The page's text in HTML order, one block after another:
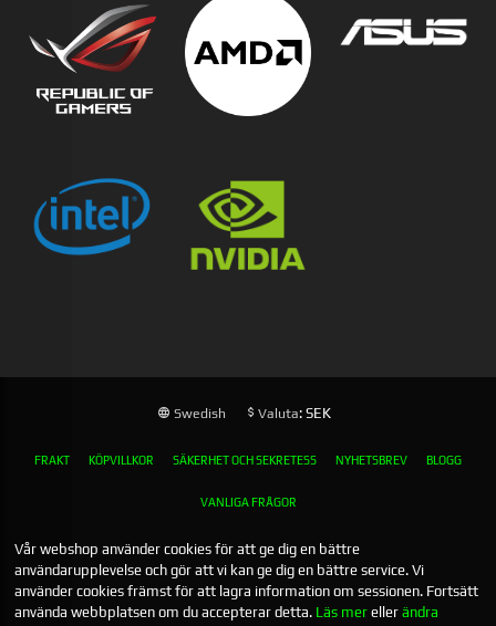
Swedish Valuta: SEK
FRAKT KÖPVILLKOR SÄKERHET OCH SEKRETESS NYHETSBREV BLOGG
VANLIGA FRÅGOR
Vår webshop använder cookies för att ge dig en bättre
användarupplevelse och gör att vi kan ge dig en bättre service. Vi
använder cookies främst för att lagra information om sessionen. Fortsätt
använda webbplatsen om du accepterar detta. Läs mer ellerändra